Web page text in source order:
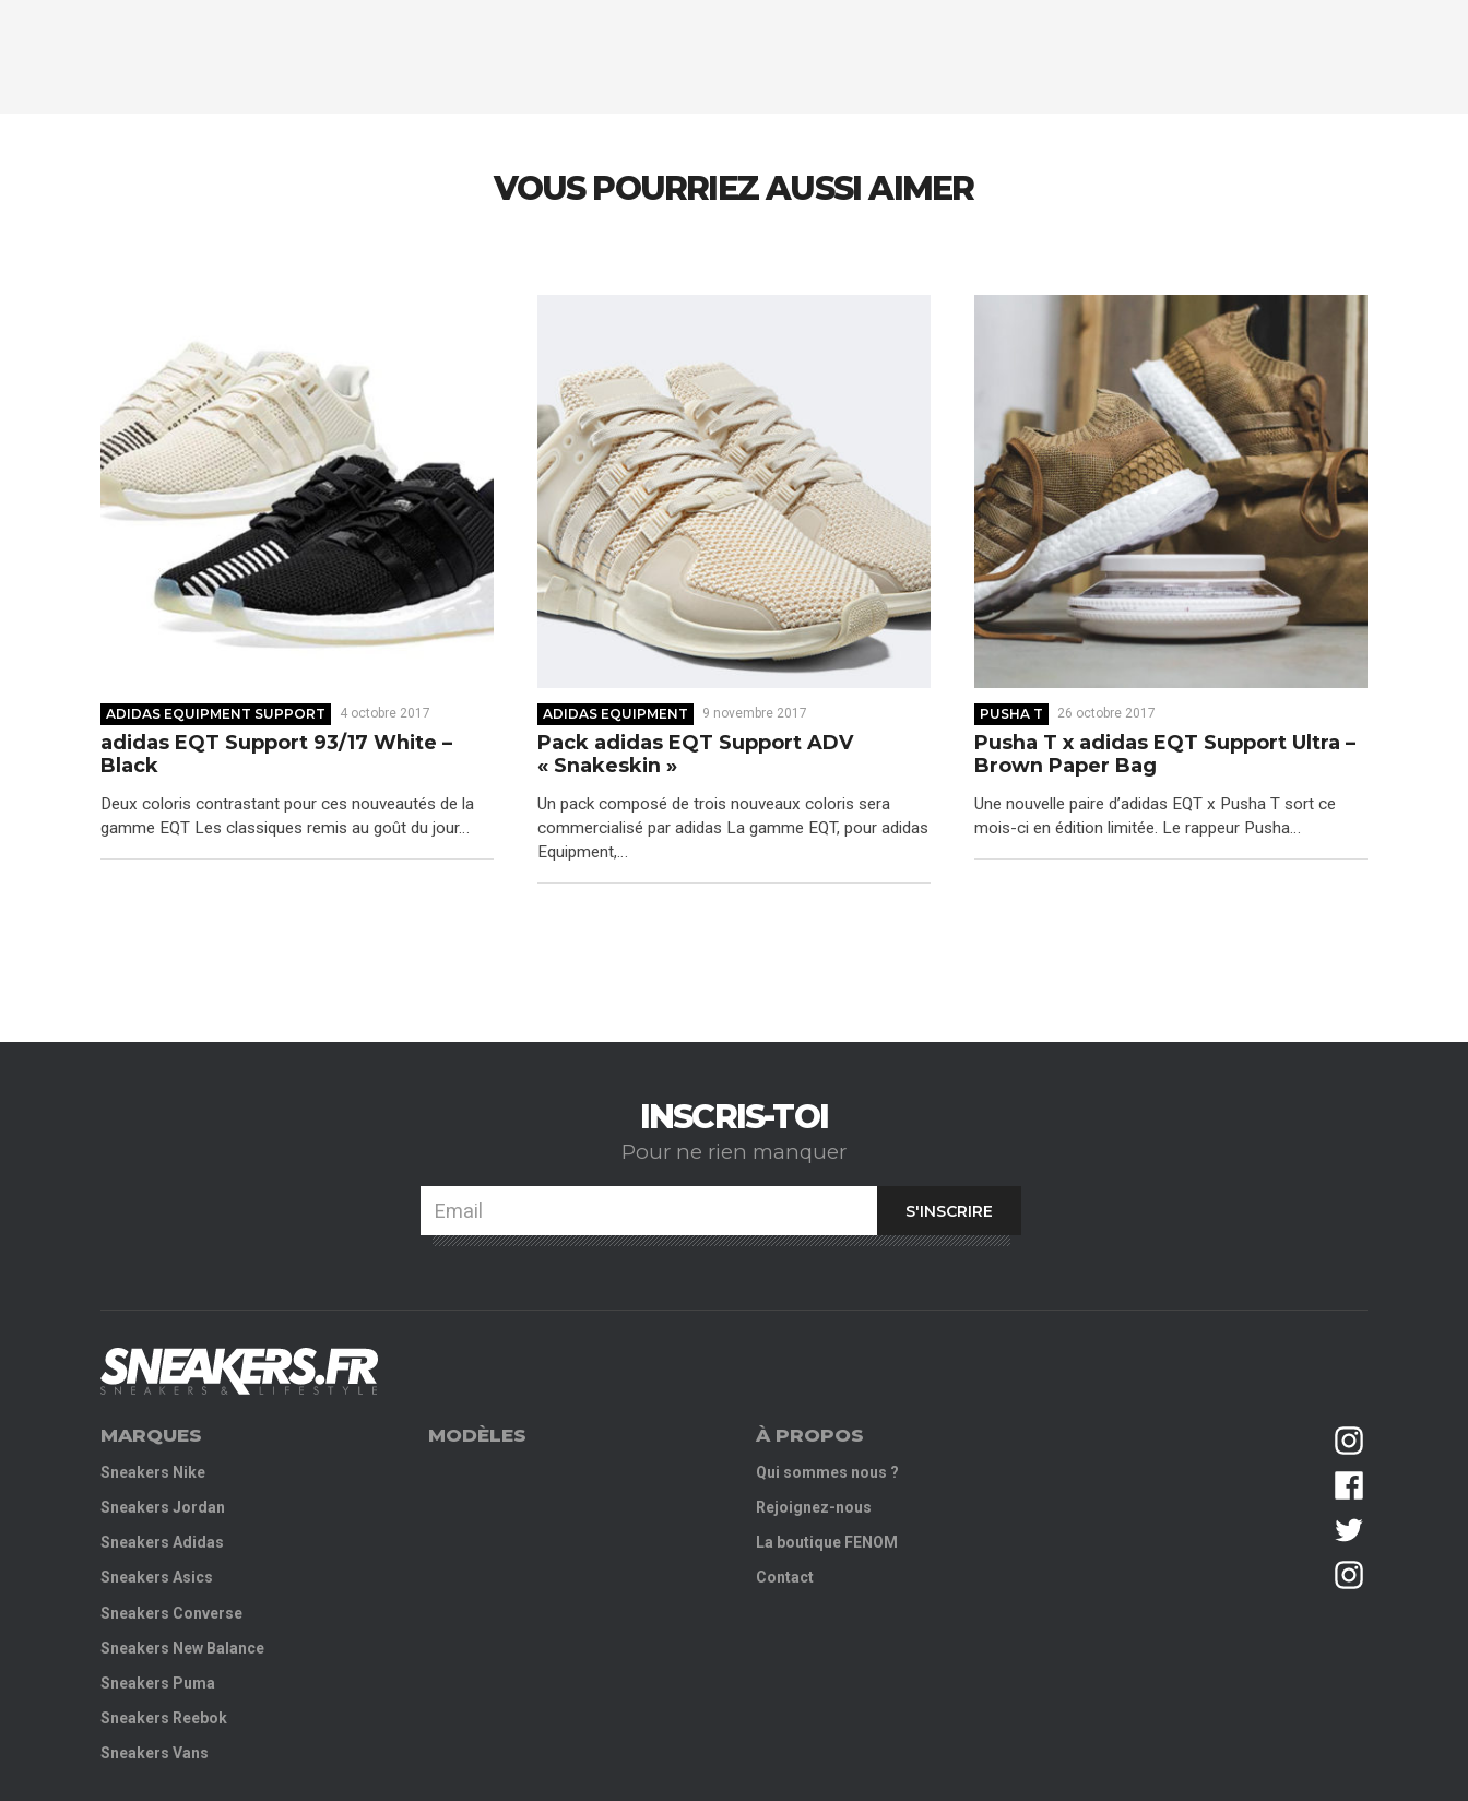
VOUS POURRIEZ AUSSI AIMER
ADIDAS EQUIPMENT SUPPORT 4 octobre 2017
adidas EQT Support 93/17 White –
Black
Deux coloris contrastant pour ces nouveautés de la
gamme EQT Les classiques remis au goût du jour…
ADIDAS EQUIPMENT 9 novembre 2017
Pack adidas EQT Support ADV
« Snakeskin »
Un pack composé de trois nouveaux coloris sera
commercialisé par adidas La gamme EQT, pour adidas
Equipment,…
PUSHA T 26 octobre 2017
Pusha T x adidas EQT Support Ultra –
Brown Paper Bag
Une nouvelle paire d’adidas EQT x Pusha T sort ce
mois-ci en édition limitée. Le rappeur Pusha…
INSCRIS-TOI
Pour ne rien manquer
MARQUES
Sneakers Nike
Sneakers Jordan
Sneakers Adidas
Sneakers Asics
Sneakers Converse
Sneakers New Balance
Sneakers Puma
Sneakers Reebok
Sneakers Vans
MODÈLES À PROPOS
Qui sommes nous ?
Rejoignez-nous
La boutique FENOM
Contact